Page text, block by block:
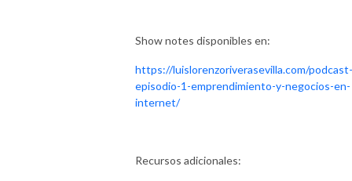
Show notes disponibles en:
https://luislorenzoriverasevilla.com/podcast-
episodio-1-emprendimiento-y-negocios-en-
internet/
Recursos adicionales: